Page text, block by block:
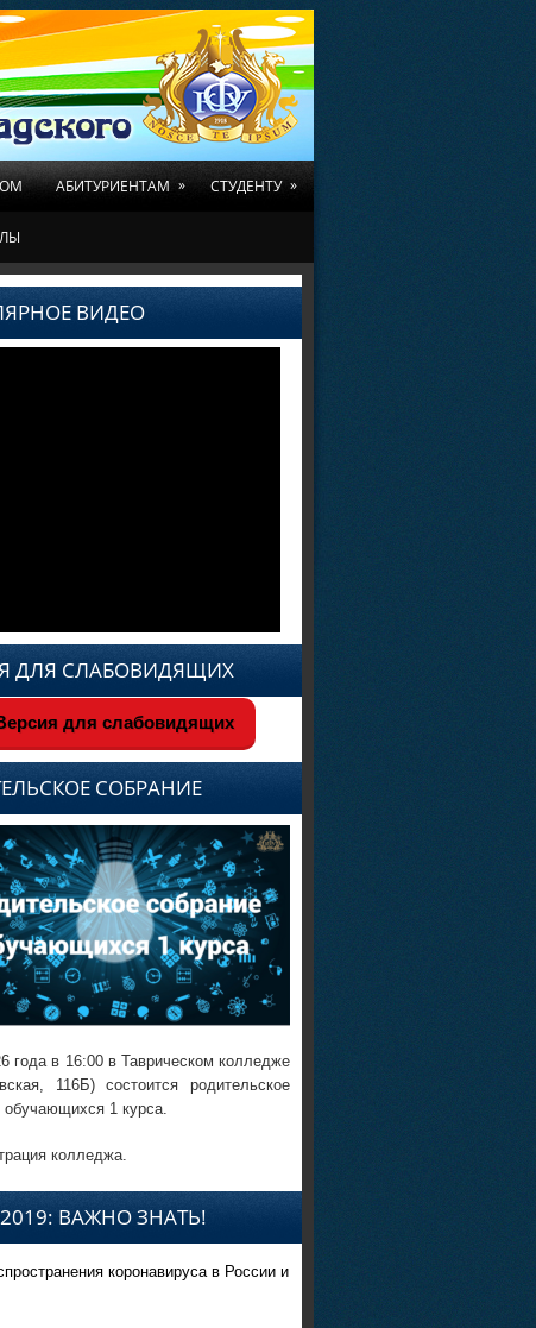
АБИТУРИЕНТАМ » СТУДЕНТУ »
ВИДЕО
ДЛЯ СЛАБОВИДЯЩИХ
для слабовидящих
СОБРАНИЕ
года в 16:00 в Таврическом колледже
116Б) состоится родительское
обучающихся 1 курса.
колледжа.
2019: ВАЖНО ЗНАТЬ!
коронавируса в России и